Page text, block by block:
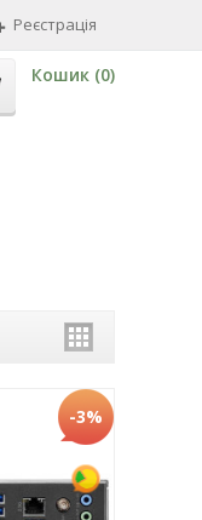
Реєстрація
Кошик (0)
-3%